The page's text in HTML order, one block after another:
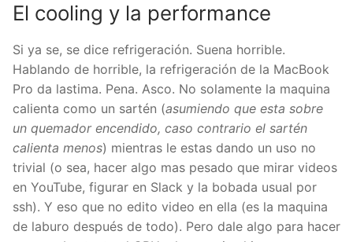
El cooling y la performance
Si ya se, se dice refrigeración. Suena horrible.
Hablando de horrible, la refrigeración de la MacBook
Pro da lastima. Pena. Asco. No solamente la maquina
calienta como un sartén (asumiendo que esta sobre
un quemador encendido, caso contrario el sartén
calienta menos) mientras le estas dando un uso no
trivial (o sea, hacer algo mas pesado que mirar videos
en YouTube, figurar en Slack y la bobada usual por
ssh). Y eso que no edito video en ella (es la maquina
de laburo después de todo). Pero dale algo para hacer